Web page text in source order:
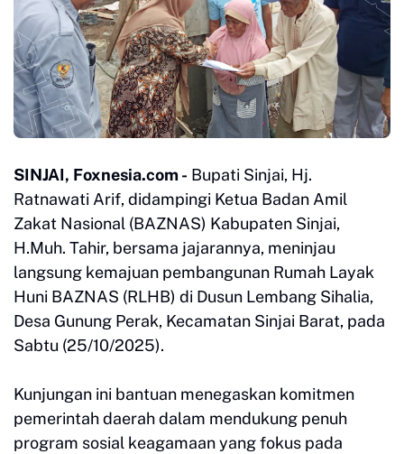
SINJAI, Foxnesia.com - Bupati Sinjai, Hj.
Ratnawati Arif, didampingi Ketua Badan Amil
Zakat Nasional (BAZNAS) Kabupaten Sinjai,
H.Muh. Tahir, bersama jajarannya, meninjau
langsung kemajuan pembangunan Rumah Layak
Huni BAZNAS (RLHB) di Dusun Lembang Sihalia,
Desa Gunung Perak, Kecamatan Sinjai Barat, pada
Sabtu (25/10/2025).
Kunjungan ini bantuan menegaskan komitmen
pemerintah daerah dalam mendukung penuh
program sosial keagamaan yang fokus pada